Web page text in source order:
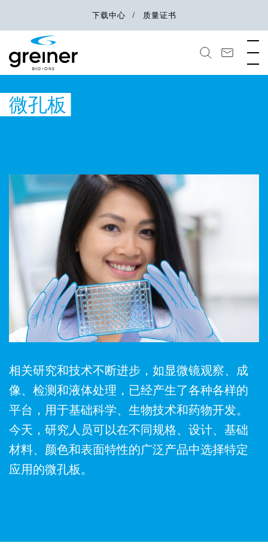
下载中心 质量证书
微孔板
相关研究和技术不断进步，如显微镜观察、成
像、检测和液体处理，已经产生了各种各样的
平台，用于基础科学、生物技术和药物开发。
今天，研究人员可以在不同规格、设计、基础
材料、颜色和表面特性的广泛产品中选择特定
应用的微孔板。